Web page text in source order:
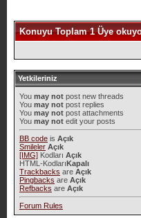
Konuyu Toplam 1 Üye
Yetkileriniz
You may notpost new threads
You may notpost replies
You may notpost attachments
You may notedit your posts
BB codeis Açık
Smileler Açık
[IMG]Kodları Açık
HTML-KodlarıKapalı
Trackbacks are Açık
Pingbacks are Açık
Refbacks are Açık
Forum Rules